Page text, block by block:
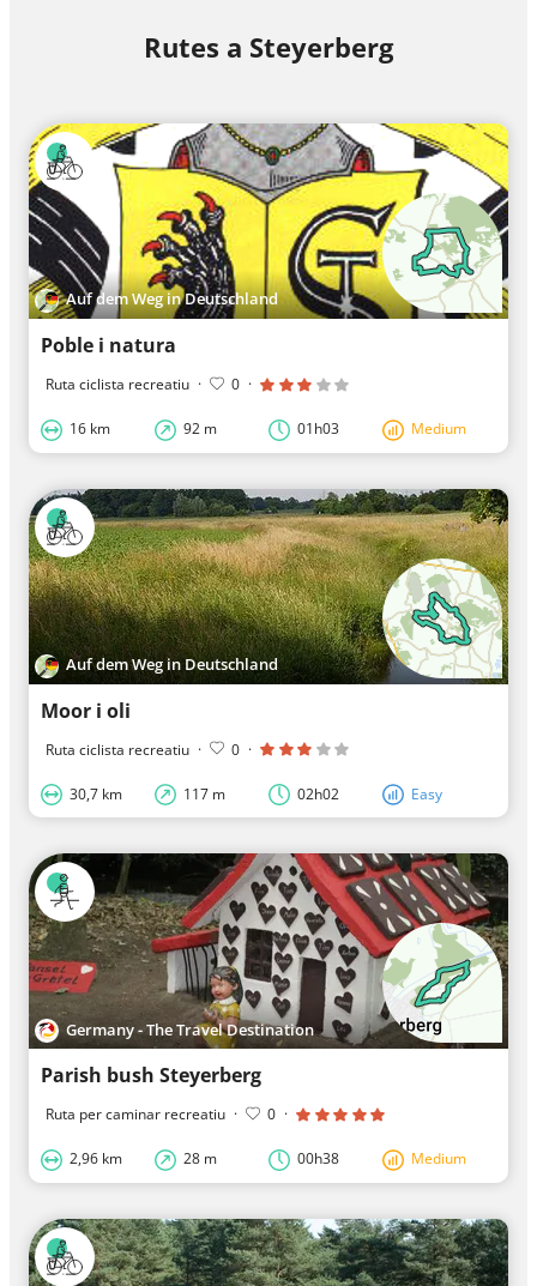
Rutes a Steyerberg
Auf dem Weg in Deutschland
Poble i natura
Ruta ciclista recreatiu · 0 ·
16 km 92 m 01h03 Medium
Auf dem Weg in Deutschland
Moor i oli
Ruta ciclista recreatiu · 0 ·
30,7 km 117 m 02h02 Easy
Germany - The Travel Destination
Parish bush Steyerberg
Ruta per caminar recreatiu · 0 ·
2,96 km 28 m 00h38 Medium